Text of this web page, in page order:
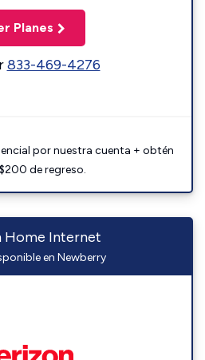
Planes
833-469-4276
por nuestra cuenta + obtén
de regreso.
Home Internet
en Newberry